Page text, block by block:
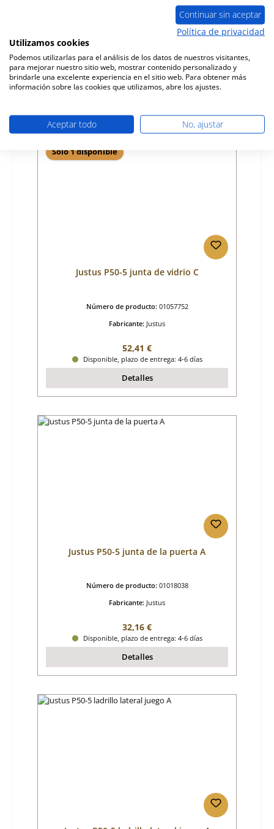
01022740
Precio normal:
184,22 €
tiempo de entrega aprox. 2-3 semanas
Sólo 1 disponible
Justus P50-5 junta de vidrio C
Número de producto: 01057752
Fabricante: Justus
Precio normal:
52,41 €
Disponible, plazo de entrega: 4-6 días
Detalles
Justus P50-5 junta de la puerta A
Número de producto: 01018038
Fabricante: Justus
Precio normal:
32,16 €
Disponible, plazo de entrega: 4-6 días
Detalles
Continuar sin aceptar
Política de privacidad
Utilizamos cookies
Podemos utilizarlas para el análisis de los datos de nuestros visitantes,
para mejorar nuestro sitio web, mostrar contenido personalizado y
brindarle una excelente experiencia en el sitio web. Para obtener más
información sobre las cookies que utilizamos, abre los ajustes.
Aceptar todo No, ajustar